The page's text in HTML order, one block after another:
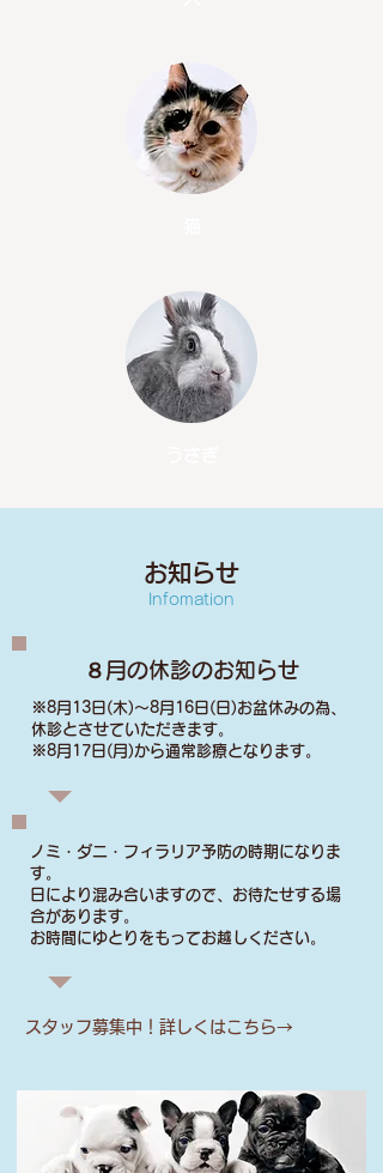
お知らせ
Infomation
８月の休診のお知らせ
※8月13日(木)～8月16日(日)お盆休みの為、
休診とさせていただきます。
※8月17日(月)から通常診療となります。
ノミ・ダニ・フィラリア予防の時期になりま
す。
日により混み合いますので、お待たせする場
合があります。
お時間にゆとりをもってお越しください。
スタッフ募集中！詳しくはこちら→